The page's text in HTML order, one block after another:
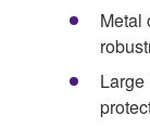
Metal
Large